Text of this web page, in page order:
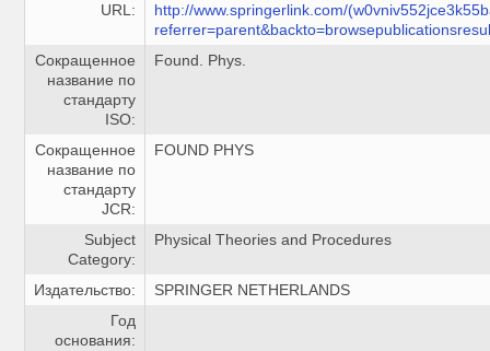
URL:
http://www.springerlink.com/
Сокращенное
название по
стандарту
ISO:
Found. Phys.
Сокращенное
название по
стандарту
JCR:
FOUND PHYS
Subject
Category:
Physical Theories and Procedures
Издательство:
SPRINGER NETHERLANDS
Год
основания: